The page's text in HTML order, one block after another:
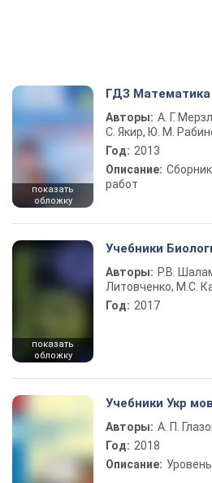
показать
обложку
ГДЗ Математика
Авторы: А. Г.
С. Якир, Ю. М.
Год: 2013
Описание:
работ
показать
обложку
Учебники
Авторы: Р.В.
Литовченко, М.С.
Год: 2017
Учебники Укр
Авторы: А. П.
Год: 2018
Описание: